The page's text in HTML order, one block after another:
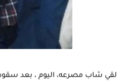
لقي شاب مصرعه، اليوم ، بعد